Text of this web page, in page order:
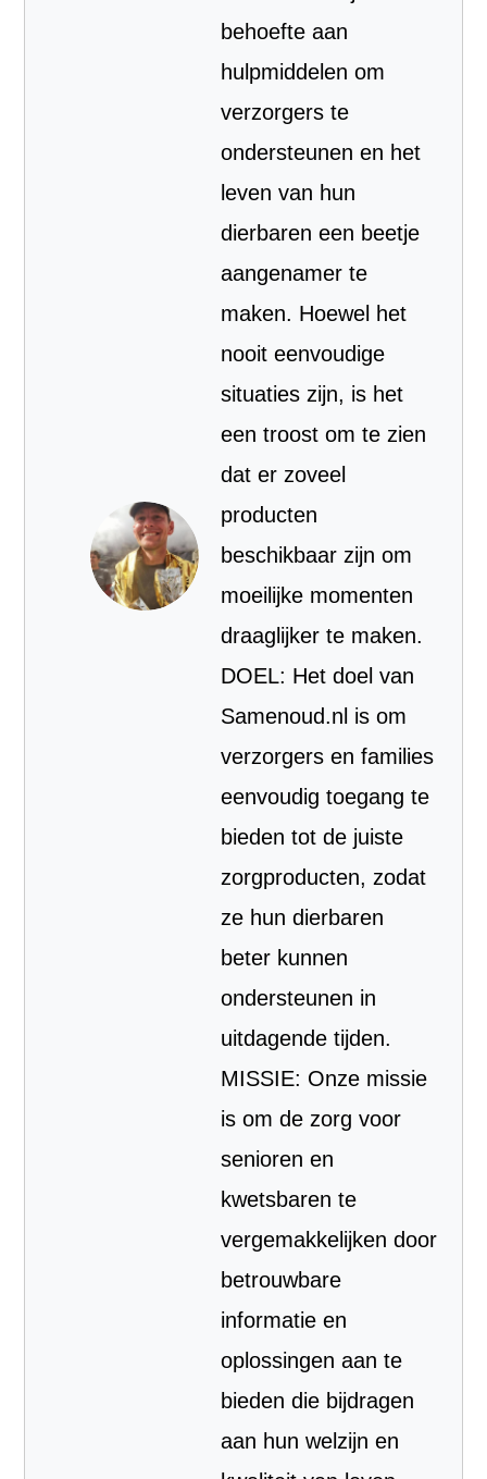
behoefte aan
hulpmiddelen om
verzorgers te
ondersteunen en het
leven van hun
dierbaren een beetje
aangenamer te
maken. Hoewel het
nooit eenvoudige
situaties zijn, is het
een troost om te zien
dat er zoveel
producten
beschikbaar zijn om
moeilijke momenten
draaglijker te maken.
DOEL: Het doel van
Samenoud.nl is om
verzorgers en families
eenvoudig toegang te
bieden tot de juiste
zorgproducten, zodat
ze hun dierbaren
beter kunnen
ondersteunen in
uitdagende tijden.
MISSIE: Onze missie
is om de zorg voor
senioren en
kwetsbaren te
vergemakkelijken door
betrouwbare
informatie en
oplossingen aan te
bieden die bijdragen
aan hun welzijn en